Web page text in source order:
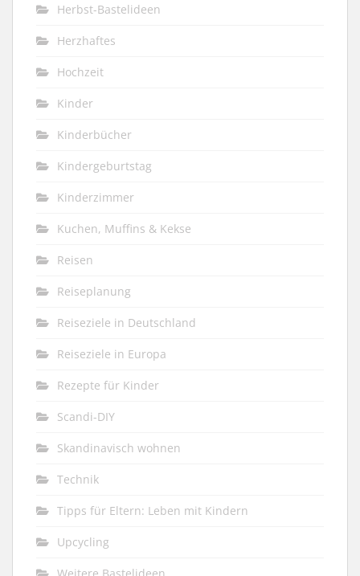
Herbst-Bastelideen
Herzhaftes
Hochzeit
Kinder
Kinderbücher
Kindergeburtstag
Kinderzimmer
Kuchen, Muffins & Kekse
Reisen
Reiseplanung
Reiseziele in Deutschland
Reiseziele in Europa
Rezepte für Kinder
Scandi-DIY
Skandinavisch wohnen
Technik
Tipps für Eltern: Leben mit Kindern
Upcycling